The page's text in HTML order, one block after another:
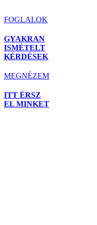
FOGLALOK
GYAKRAN
ISMÉTELT
KÉRDÉSEK
MEGNÉZEM
ITT ÉRSZ
EL MINKET